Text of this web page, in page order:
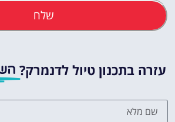
שלח
עזרה בתכנון טיול לדנמרק?